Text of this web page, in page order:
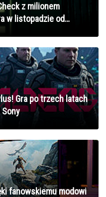
z milionem
w listopadzie od
Gra po trzech latach
fanowskiemu modowi